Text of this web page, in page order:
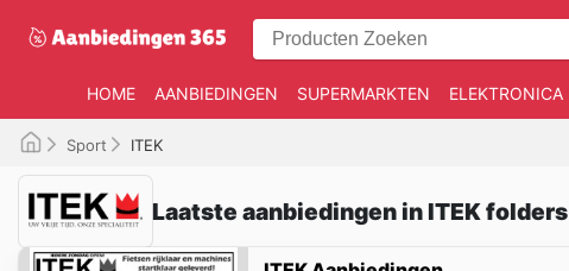
HOME AANBIEDINGEN SUPERMARKTEN ELEKTRONICA
Sport ITEK
Laatste aanbiedingen in ITEK folders